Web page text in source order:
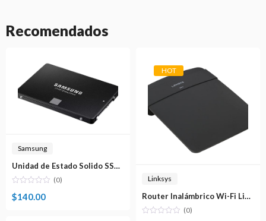
Recomendados
Samsung
Unidad de Estado Solido SSD 500GB Samsung 860 EVO SATA MZ-76E500
(0)
$140.00
HOT
Linksys
Router Inalámbrico Wi-Fi Linksys N300Mbps E900-NP
(0)